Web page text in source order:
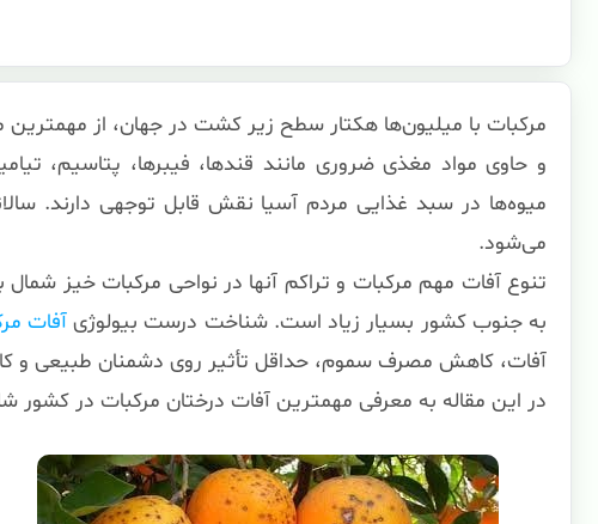
می‌شود.
تنوع آفات مهم مرکبات و تراکم آنها در نواحی مرکبات خیز
به جنوب کشور بسیار زیاد است. شناخت درست بیولوژیآفات
آفات، کاهش مصرف سموم، حداقل تأثیر روی دشمنان طبیعی و
در این مقاله به معرفی مهمترین آفات درختان مرکبات در کشور